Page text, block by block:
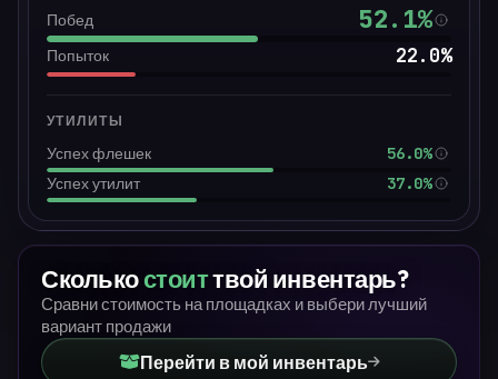
Побед 52.1%
Попыток 22.0%
УТИЛИТЫ
Успех флешек
56.0%
Успех утилит
37.0%
Сколькостоиттвой инвентарь?
Сравни стоимость на площадках и выбери лучший
вариант продажи
Перейти в мой инвентарь